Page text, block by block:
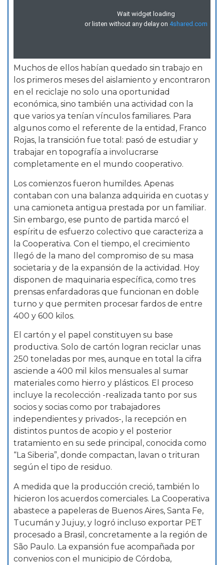
Muchos de ellos habían quedado sin trabajo en
los primeros meses del aislamiento y encontraron
en el reciclaje no solo una oportunidad
económica, sino también una actividad con la
que varios ya tenían vínculos familiares. Para
algunos como el referente de la entidad, Franco
Rojas, la transición fue total: pasó de estudiar y
trabajar en topografía a involucrarse
completamente en el mundo cooperativo.
Los comienzos fueron humildes. Apenas
contaban con una balanza adquirida en cuotas y
una camioneta antigua prestada por un familiar.
Sin embargo, ese punto de partida marcó el
espíritu de esfuerzo colectivo que caracteriza a
la Cooperativa. Con el tiempo, el crecimiento
llegó de la mano del compromiso de su masa
societaria y de la expansión de la actividad. Hoy
disponen de maquinaria específica, como tres
prensas enfardadoras que funcionan en doble
turno y que permiten procesar fardos de entre
400 y 600 kilos.
El cartón y el papel constituyen su base
productiva. Solo de cartón logran reciclar unas
250 toneladas por mes, aunque en total la cifra
asciende a 400 mil kilos mensuales al sumar
materiales como hierro y plásticos. El proceso
incluye la recolección -realizada tanto por sus
socios y socias como por trabajadores
independientes y privados-, la recepción en
distintos puntos de acopio y el posterior
tratamiento en su sede principal, conocida como
“La Siberia”, donde compactan, lavan o trituran
según el tipo de residuo.
A medida que la producción creció, también lo
hicieron los acuerdos comerciales. La Cooperativa
abastece a papeleras de Buenos Aires, Santa Fe,
Tucumán y Jujuy, y logró incluso exportar PET
procesado a Brasil, concretamente a la región de
São Paulo. La expansión fue acompañada por
convenios con el municipio de Córdoba,